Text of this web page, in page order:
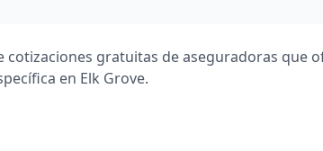
gratuitas de aseguradoras que
en Elk Grove.